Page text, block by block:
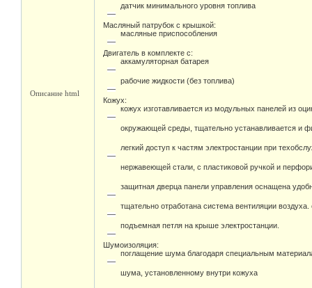
Описание html
датчик минимального уровня топлива
Масляный патрубок с крышкой:
масляные приспособления
Двигатель в комплекте с:
аккамуляторная батарея
рабочие жидкости (без топлива)
Кожух:
кожух изготавливается из модульных панелей из
окружающей среды, тщательно устанавливается и
легкий доступ к частям электростанции при
нержавеющей стали, с пластиковой ручкой и
защитная дверца панели управления оснащена
тщательно отработана система вентиляции
подъемная петля на крыше электростанции.
Шумоизоляция:
поглащение шума благодаря специальным
шума, установленному внутри кожуха